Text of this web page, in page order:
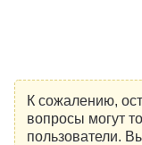
К сожалению,
вопросы могут
пользователи.